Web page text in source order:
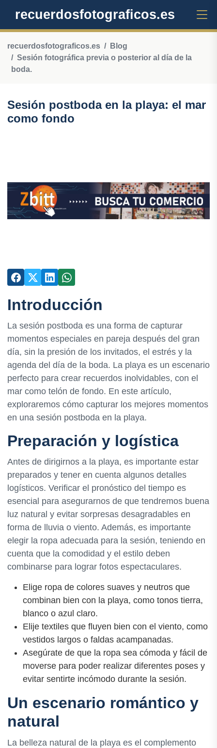
recuerdosfotograficos.es
recuerdosfotograficos.es
Blog
Sesión fotográfica previa o posterior al día de la
boda.
Sesión postboda en la playa: el mar
como fondo
Introducción
La sesión postboda es una forma de capturar
momentos especiales en pareja después del gran
día, sin la presión de los invitados, el estrés y la
agenda del día de la boda. La playa es un escenario
perfecto para crear recuerdos inolvidables, con el
mar como telón de fondo. En este artículo,
exploraremos cómo capturar los mejores momentos
en una sesión postboda en la playa.
Preparación y logística
Antes de dirigirnos a la playa, es importante estar
preparados y tener en cuenta algunos detalles
logísticos. Verificar el pronóstico del tiempo es
esencial para asegurarnos de que tendremos buena
luz natural y evitar sorpresas desagradables en
forma de lluvia o viento. Además, es importante
elegir la ropa adecuada para la sesión, teniendo en
cuenta que la comodidad y el estilo deben
combinarse para lograr fotos espectaculares.
Elige ropa de colores suaves y neutros que
combinan bien con la playa, como tonos tierra,
blanco o azul claro.
Elije textiles que fluyen bien con el viento, como
vestidos largos o faldas acampanadas.
Asegúrate de que la ropa sea cómoda y fácil de
moverse para poder realizar diferentes poses y
evitar sentirte incómodo durante la sesión.
Un escenario romántico y
natural
La belleza natural de la playa es el complemento